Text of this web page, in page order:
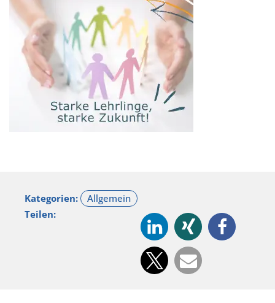
Kategorien:
Teilen: